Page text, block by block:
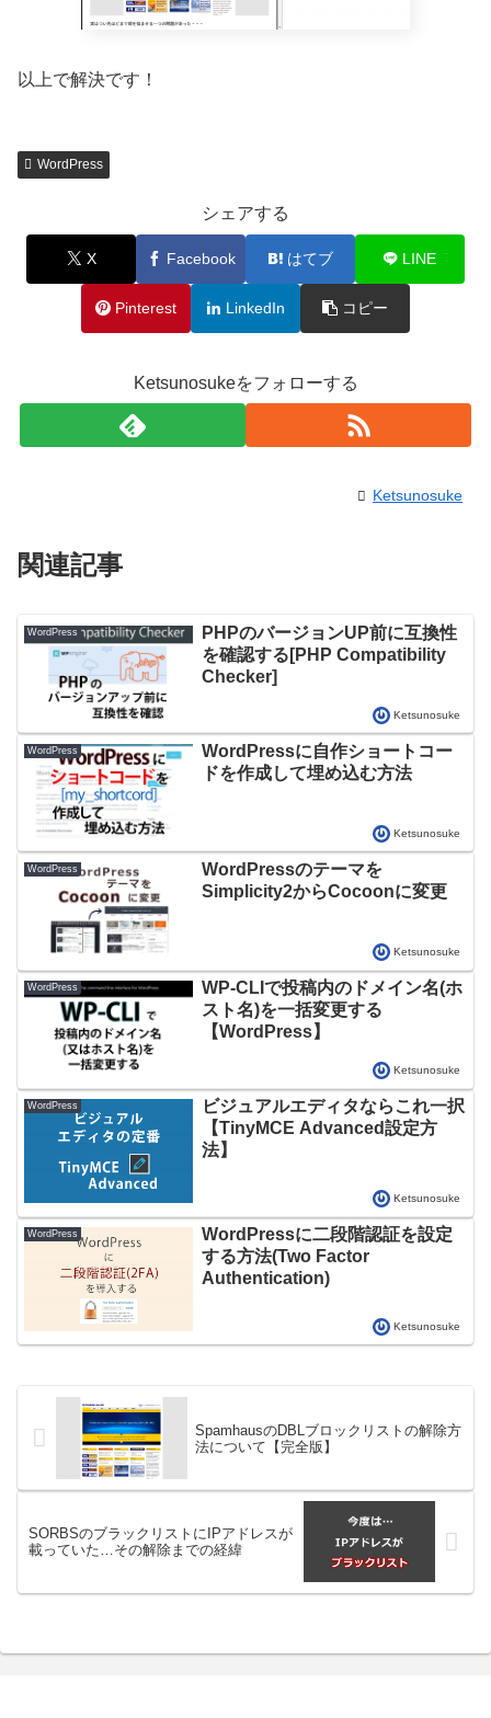
以上で解決です！
WordPress
シェアする
X Facebook はてブ LINE
Pinterest LinkedIn コピー
Ketsunosukeをフォローする
Ketsunosuke
関連記事
WordPress
PHPのバージョンUP前に互換性
を確認する[PHP Compatibility
Checker]
Ketsunosuke
WordPress
WordPressに自作ショートコー
ドを作成して埋め込む方法
Ketsunosuke
WordPress
WordPressのテーマを
Simplicity2からCocoonに変更
Ketsunosuke
WordPress
WP-CLIで投稿内のドメイン名(ホ
スト名)を一括変更する
【WordPress】
Ketsunosuke
WordPress
ビジュアルエディタならこれ一択
【TinyMCE Advanced設定方
法】
Ketsunosuke
WordPress
WordPressに二段階認証を設定
する方法(Two Factor
Authentication)
Ketsunosuke
SpamhausのDBLブロックリストの解除方
法について【完全版】
SORBSのブラックリストにIPアドレスが
載っていた…その解除までの経緯